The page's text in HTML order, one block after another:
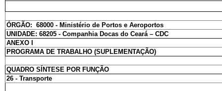
ÓRGÃO: 68000 - Ministério de Portos e Aeroportos
UNIDADE: 68205 - Companhia Docas do Ceará – CDC
ANEXO I
PROGRAMA DE TRABALHO (SUPLEMENTAÇÃO)
QUADRO SÍNTESE POR FUNÇÃO
26 - Transporte